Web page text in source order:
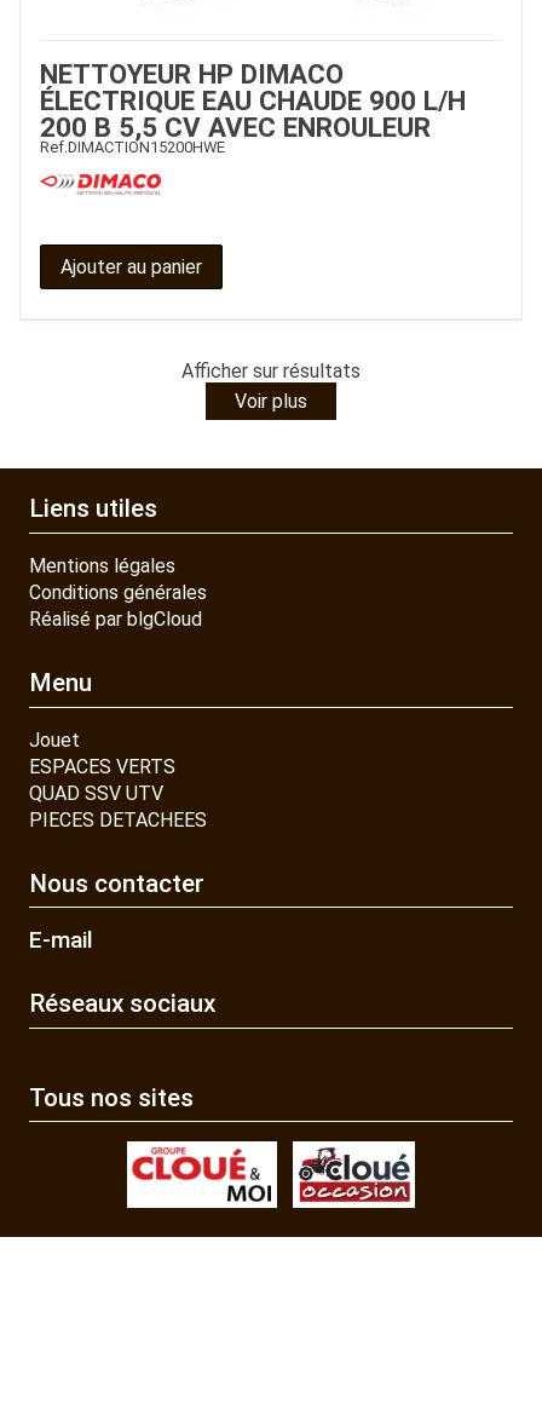
NETTOYEUR HP DIMACO
ÉLECTRIQUE EAU CHAUDE 900 L/H
200 B 5,5 CV AVEC ENROULEUR
Ref. DIMACTION15200HWE
Ajouter au panier
Afficher sur résultats
Voir plus
Liens utiles
Mentions légales
Conditions générales
Réalisé par blgCloud
Menu
Jouet
ESPACES VERTS
QUAD SSV UTV
PIECES DETACHEES
Nous contacter
E-mail
Réseaux sociaux
Tous nos sites